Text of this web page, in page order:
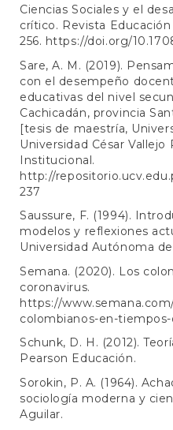
Ciencias Sociales y el
crítico. Revista
256. https://doi.org/
Sare, A. M. (2019).
con el desempeño
educativas del nivel
Cachicadán, provincia
[tesis de maestría,
Universidad César
Institucional.
http://
237
Saussure, F. (1994).
modelos y reflexiones
Universidad Autónoma
Semana. (2020). Los
coronavirus.
https://
colombianos-en-
Schunk, D. H. (2012).
Pearson Educación.
Sorokin, P. A. (1964).
sociología moderna y
Aguilar.